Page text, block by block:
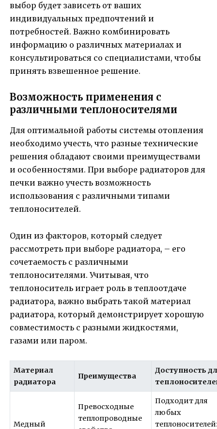
выбор будет зависеть от ваших
индивидуальных предпочтений и
потребностей. Важно комбинировать
информацию о различных материалах и
консультироваться со специалистами, чтобы
принять взвешенное решение.
Возможность применения с
различными теплоносителями
Для оптимальной работы системы отопления
необходимо учесть, что разные технические
решения обладают своими преимуществами
и особенностями. При выборе радиаторов для
печки важно учесть возможность
использования с различными типами
теплоносителей.
Один из факторов, который следует
рассмотреть при выборе радиатора, – его
сочетаемость с различными
теплоносителями. Учитывая, что
теплоноситель играет роль в теплоотдаче
радиатора, важно выбрать такой материал
радиатора, который демонстрирует хорошую
совместимость с разными жидкостями,
газами или паром.
Материал
радиатора
Преимущества
Доступность
Медный
Превосходные
теплопроводные
Подходит для
любых